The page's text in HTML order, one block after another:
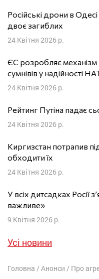
Російські дрони в
двоє загиблих
24 Квітня 2026 р.
ЄС розробляє механізм
сумнівів у надійності
24 Квітня 2026 р.
Рейтинг Путіна падає
24 Квітня 2026 р.
Киргизстан потрапив
обходити їх
24 Квітня 2026 р.
У всіх дитсадках Росії
важливе»
9 Квітня 2026 р.
Усі новини
Головна / Анонси / Про